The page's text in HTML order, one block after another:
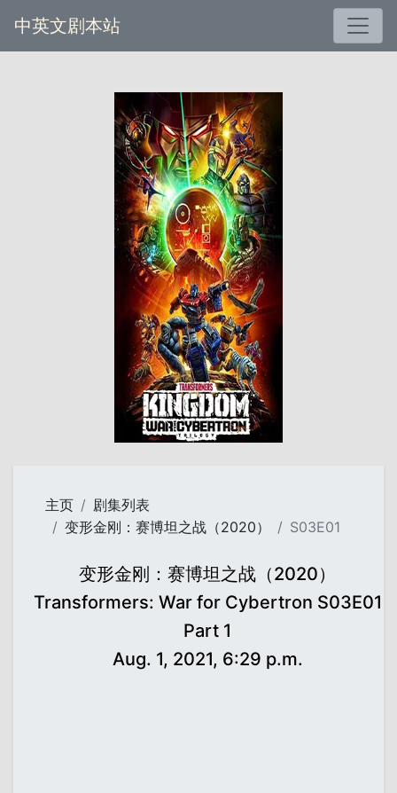
中英文剧本站
主页
剧集列表
变形金刚：赛博坦之战（2020）
S03E01
变形金刚：赛博坦之战（2020）
Transformers: War for Cybertron S03E01
Part 1
Aug. 1, 2021, 6:29 p.m.